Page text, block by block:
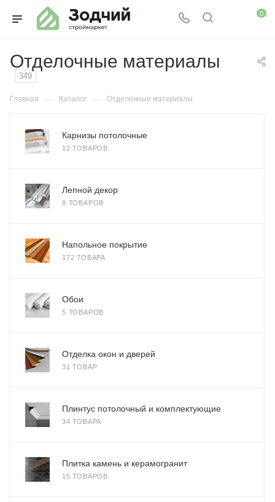
0
Отделочные материалы
349
Главная — Каталог — Отделочные материалы
Карнизы потолочные
12 ТОВАРОВ
Лепной декор
8 ТОВАРОВ
Напольное покрытие
172 ТОВАРА
Обои
5 ТОВАРОВ
Отделка окон и дверей
31 ТОВАР
Плинтус потолочный и комплектующие
34 ТОВАРА
Плитка камень и керамогранит
15 ТОВАРОВ